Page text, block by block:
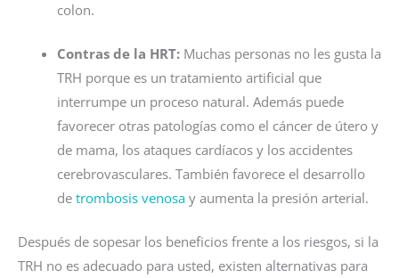
colon.
Contras de la HRT:Muchas personas no les gusta la
TRH porque es un tratamiento artificial que
interrumpe un proceso natural. Además puede
favorecer otras patologías como el cáncer de útero y
de mama, los ataques cardíacos y los accidentes
cerebrovasculares. También favorece el desarrollo
de trombosis venosay aumenta la presión arterial.
Después de sopesar los beneficios frente a los riesgos, si la
TRH no es adecuado para usted, existen alternativas para